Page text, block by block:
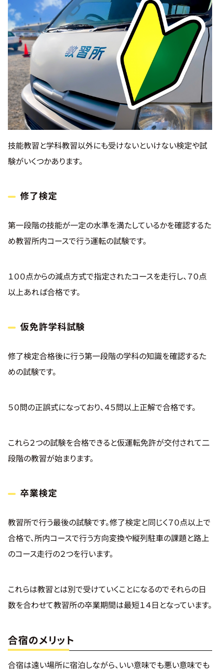
技能教習と学科教習以外にも受けないといけない検定や試
験がいくつかあります。
修了検定
第一段階の技能が一定の水準を満たしているかを確認するた
め教習所内コースで行う運転の試験です。
１００点からの減点方式で指定されたコースを走行し、７０点
以上あれば合格です。
仮免許学科試験
修了検定合格後に行う第一段階の学科の知識を確認するた
めの試験です。
５０問の正誤式になっており、４５問以上正解で合格です。
これら２つの試験を合格できると仮運転免許が交付されて二
段階の教習が始まります。
卒業検定
教習所で行う最後の試験です。修了検定と同じく７０点以上で
合格で、所内コースで行う方向変換や縦列駐車の課題と路上
のコース走行の２つを行います。
これらは教習とは別で受けていくことになるのでそれらの日
数を合わせて教習所の卒業期間は最短１４日となっています。
合宿のメリット
合宿は遠い場所に宿泊しながら、いい意味でも悪い意味でも